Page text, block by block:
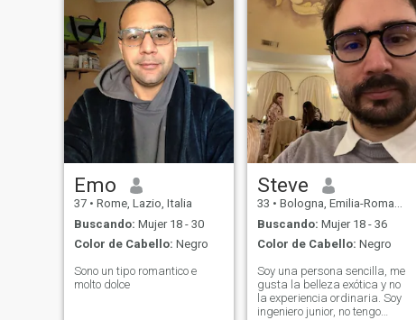
Emo
37 • Rome, Lazio, Italia
Buscando: Mujer 18 - 30
Color de Cabello: Negro
Sono un tipo romantico e
molto dolce
Steve
33 • Bologna, Emilia-Romagna, Italia
Buscando: Mujer 18 - 36
Color de Cabello: Negro
Soy una persona sencilla, me
gusta la belleza exótica y no
la experiencia ordinaria. Soy
ingeniero junior, no tengo